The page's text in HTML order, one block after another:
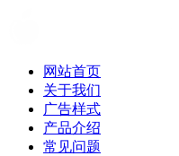
网站首页
关于我们
广告样式
产品介绍
常见问题